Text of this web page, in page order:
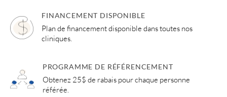
FINANCEMENT DISPONIBLE
Plan de financement disponible dans toutes nos
cliniques.
PROGRAMME DE RÉFÉRENCEMENT
Obtenez 25$ de rabais pour chaque personne
référée.